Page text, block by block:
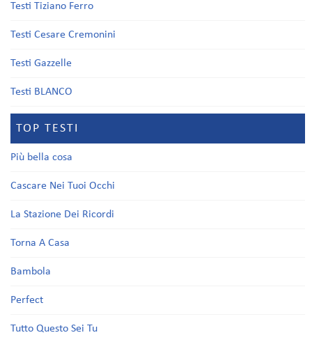
Testi Tiziano Ferro
Testi Cesare Cremonini
Testi Gazzelle
Testi BLANCO
TOP TESTI
Più bella cosa
Cascare Nei Tuoi Occhi
La Stazione Dei Ricordi
Torna A Casa
Bambola
Perfect
Tutto Questo Sei Tu